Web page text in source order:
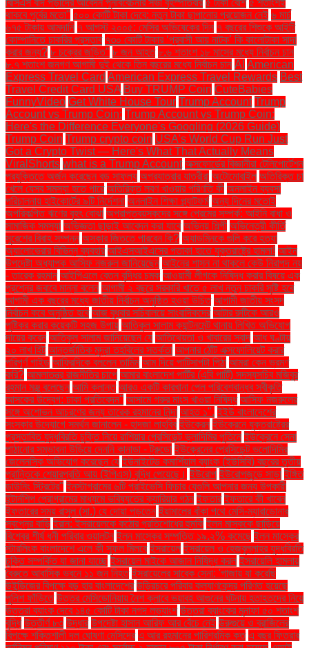
থাকবে পূর্বের মতো" ৫০০ কোটি টাকা দেবে: নতুন টাকা ছাপানোর প্রয়োজন নেই ৬ মার্চ
৬৭৫ টাকায় আমদানি ৭ আগস্ট ২০০৫: মেসির অভিষেকের দিন ৭ বছরের শিশুকে আইটি
কোম্পানিতে চাকরির প্রস্তাব ৭৩০ কোটি টাকার ‘প্রবাসী আয় নাটক’ কি কালোটাকা সাদা
করার জন্য? ৮ চক্রের জড়িত" ৮ জন আহত ৮.৬ শতাংশ ১৮ মাসের মধ্যে নির্বাচন চান
৮.৭ শতাংশ জনগণ আগামী দুই থেকে তিন বছরের মধ্যে নির্বাচন চান AI American
Express Travel Card American Express Travel Rewards Best
Travel Credit Card USA Buy TRUMP Coin CuteBabies
FunnyVideo Get White House Tour Trump Account Trump
Account vs Trump Coin: Trump Account vs Trump Coin:
Here's the Difference Everyone's Googling (2026 Guide)
Trump Coin Trump crypto coin USA's World Cup Run Just
Got a Crypto Twist — Here's What That Actually Means
ViralShorts what is a Trump Account অক্সফোর্ডের বিজ্ঞানীরা টেলিপোর্টেশন
প্রযুক্তিতে অর্জন করেছেন বড় সাফল্য অগ্রযাত্রার যাত্রীরা অটোমোবাইল অতিরিক্ত চা
খেলে যেসব সমস্যা হতে পারে অতিরিক্ত লবণ খাওয়ার পরিণতি কী অনলাইন ব্যবসা
পরিচালনায় হাইকোর্টের ৯টি নির্দেশনা অনলাইন শিক্ষা প্ল্যাটফর্ম অন্য দিনের মতোই
অপরিকল্পিত ঋণের বৃহৎ বোঝা অপ্রাপ্তবয়স্কদের সঙ্গে প্রেমের সম্পর্ক: আইনি বাধা ও
সামাজিক সমস্যা অভিজ্ঞতা ছাড়াই আবেদন করা যাবে অভিনয় শিল্পী অভিনেত্রী কীর্তি
সুরেশের বিবাহ সম্পন্ন অস্কার জিততে পারবেন কি? অ্যাডমিনকে গুলি করে হত্যা
অ্যালোভেরার বিভিন্ন ব্যবহার আইএসআইএসের পতাকা হাতে যুক্তরাষ্ট্রে হামলা! আইন
উপদেষ্টা অধ্যাপক আসিফ নজরুল জানিয়েছেন আইনের শাসন না থাকলে কেউ নিরাপদ নয়
- তারেক রহমান আইপিএলে বেতন বৃদ্ধির চমক আওয়ামী লীগকে নিষিদ্ধ করার বিষয়ে এক
প্রশ্নের জবাবে মান্না বলেন আগামী ২ বছরে সরকারি খাতে ৫ লাখ নতুন চাকরি সৃষ্টি হবে
আগামী এক বছরের মধ্যে জাতীয় নির্বাচন অনুষ্ঠিত হওয়া উচিত আগামী জাতীয় সংসদ
নির্বাচন কবে অনুষ্ঠিত হবে আজ বুধবার সচিবালয়ে সাংবাদিকদের আটার রুটিকে আরও
পুষ্টিকর করার কয়েকটি সহজ উপায় আতিকুল সালাম ক্যান্টনমেন্ট থানায় লিখিত অভিযোগ
দায়ের করেন আতিকুল সালাম জানিয়েছেন যে আতিথেয়তা ও খাবারের স্বাদ আধ ঘণ্টায়
২০ লাখ হিট আন্তর্জাতিক মুদ্রা তহবিলের সতর্কতা আপনার ঠোঁট এক্সফোলিয়েট করার
পরিপূর্ণ গাইড আফ্রিদিকে বললেন তামিম আম দিয়ে পাটিসাপটা পিঠা আমরা কেন ভ্রমণ
করি? আমলাতন্ত্র রাজনীতির চাপে আমার বাংলাদেশ পার্টির (এবি পার্টি) সদস্যসচিব মজিবুর
রহমান মঞ্জু বলেছেন আমি ক্লান্ত আরও একটি কারখানা পেল পরিবেশবান্ধব স্বীকৃতি
আসকের উদ্বেগ: ঢাকা প্রতিবেদন" আসামে গরুর মাংস খাওয়া নিষিদ্ধ আসিফ নজরুলের
সঙ্গে অশোভন আচরণের জন্য তারেক রহমানের নিন্দা আহত ১". ইইউ বাংলাদেশের
সংস্কার উদ্যোগে সমর্থন জানালেন - হাদজা লাহবিব ইউক্রেন ইউক্রেনে যুক্তরাষ্ট্রের
প্রস্তাবিত যুদ্ধবিরতি চুক্তি নিয়ে রাশিয়ার প্রেসিডেন্ট ভ্লাদিমির পুতিনে ইউক্রেনে সেনা
পাঠানোর সম্ভাবনা উড়িয়ে দেননি কানাডা - ট্রুডো ইউক্রেনের প্রেসিডেন্ট ভলোদিমির
জেলেনস্কি অভিযোগ করেছেন যে ইউনাইটেড কমার্শিয়াল ব্যাংক (ইউসিবি) বছরের তৃতীয়
প্রান্তিকে শেয়ারপ্রতি আয় (ইপিএস) বৃদ্ধি পেয়েছে। ইউরোপ ইউরোপজুড়ে সাড়া ইঙ্গিত
ডাউনিং স্ট্রিটের" ইনস্টাগ্রামের ৬টি প্রাইভেসি ফিচার যেগুলি আপনার জন্য উপকারী
ইন্টার্নশিপ প্রোগ্রামের মাধ্যমে ভবিষ্যতের ক্যারিয়ার গঠন ইফতার ইফতারে কী খাবেন
ইফতারের সময় রাসুল (সা.) যে দোয়া পড়তেন ইয়ামালের বাঁকা পথে মেসি-ম্যারাডোনার
স্বপ্নের বাড়ি ইরান: ইসরায়েলকে কঠোর প্রতিশোধের হুমকি ইলন মাস্ককে ছাড়িয়ে
বিশ্বের শীর্ষ ধনী পরিবার ওয়ালটন ইলন মাস্কের সম্পত্তি ১৯.২% কমেছে ইলন মাস্কের
স্টারলিংক বাংলাদেশে এলে কী সুফল মিলবে ইসরায়েল ইসরায়েল ও হেজবুল্লাহর যুদ্ধবিরতি
চুক্তি সম্পর্কিত যা জানা যাচ্ছে ইসরায়েল মাইকে আজান নিষিদ্ধ করল ইসরায়েলি হামলায়
বৈরুতে আবাসিক ভবনে ১১ জন নিহত ইসরায়েলের সাবেক সেনা: 'গাজায় যা করেছি
উইন্ডিজের বিপক্ষে বড় হার বাংলাদেশের উড়িরচরে পরিবার কল্যাণকেন্দ্র পরিণত হয়েছে
পুলিশ ফাঁড়িতে উত্তর মেসিডোনিয়ায় নৈশ ক্লাবে ভয়াবহ আগুনের ঘটনায় হতাহতদের নিয়ে
উত্তরা ব্যাংক দেবে ১৪৫ কোটি টাকা নগদ লভ্যাংশ উত্তরা ব্যাংকের মুনাফা ৫০ শতাংশ
বৃদ্ধি উত্তীর্ণ ৮৩ উদ্ধার উপদেষ্টা হাসান আরিফ আর বেঁচে নেই উরুগুয়ে ও ব্রাজিলের
বিপক্ষে শক্তিশালী দল ঘোষণা মেসিদের এ আর রহমানের পারিশ্রমিক কত এ বছর ফিতরার